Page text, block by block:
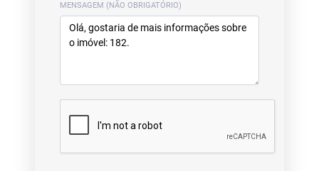
MENSAGEM (NÃO OBRIGATÓRIO)